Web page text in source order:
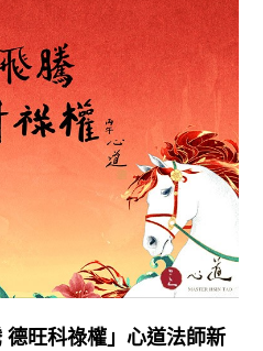
旺科祿權」心道法師新
最新消息